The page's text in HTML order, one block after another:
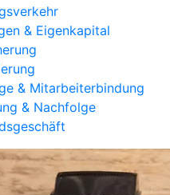
& Eigenkapital
& Mitarbeiterbindung
& Nachfolge